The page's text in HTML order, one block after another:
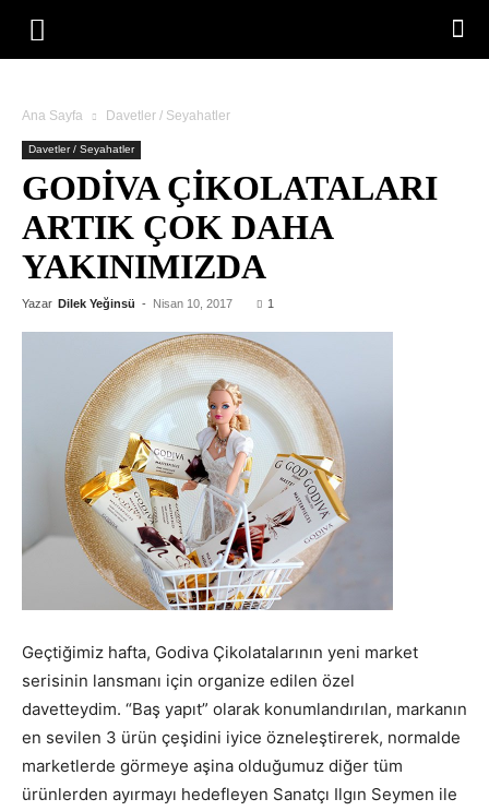
Ana Sayfa Davetler / Seyahatler
Davetler / Seyahatler
GODIVA ÇIKOLATALARI
ARTIK ÇOK DAHA
YAKINIMIZDA
Yazar Dilek Yeğinsü - Nisan 10, 2017 1
Geçtiğimiz hafta, Godiva Çikolatalarının yeni market
serisinin lansmanı için organize edilen özel
davetteydim. “Baş yapıt” olarak konumlandırılan, markanın
en sevilen 3 ürün çeşidini iyice özneleştirerek, normalde
marketlerde görmeye aşina olduğumuz diğer tüm
ürünlerden ayırmayı hedefleyen Sanatçı Ilgın Seymen ile